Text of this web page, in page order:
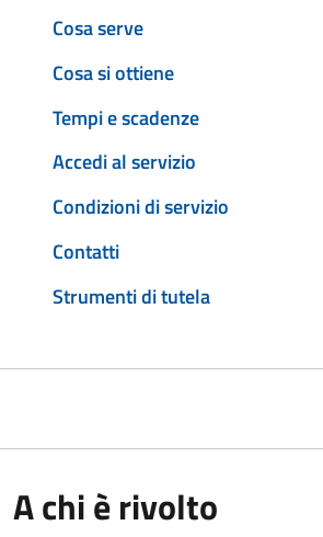
Cosa serve
Cosa si ottiene
Tempi e scadenze
Accedi al servizio
Condizioni di servizio
Contatti
Strumenti di tutela
A chi è rivolto